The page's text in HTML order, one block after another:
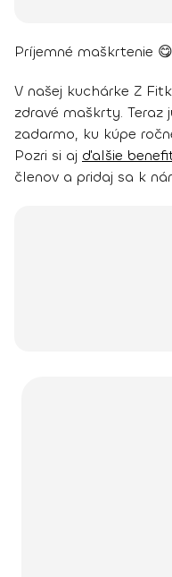
Príjemné maškrtenie
V našej kuchárke Z
zdravé maškrty. Teraz
zadarmo, ku kúpe
Pozri si aj ďalšie
členov a pridaj sa k